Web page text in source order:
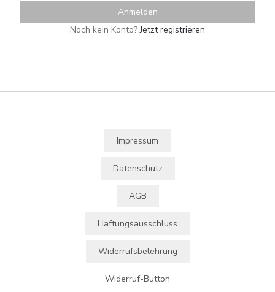
Anmelden
Noch kein Konto? Jetzt registrieren
Impressum
Datenschutz
AGB
Haftungsausschluss
Widerrufsbelehrung
Widerruf-Button